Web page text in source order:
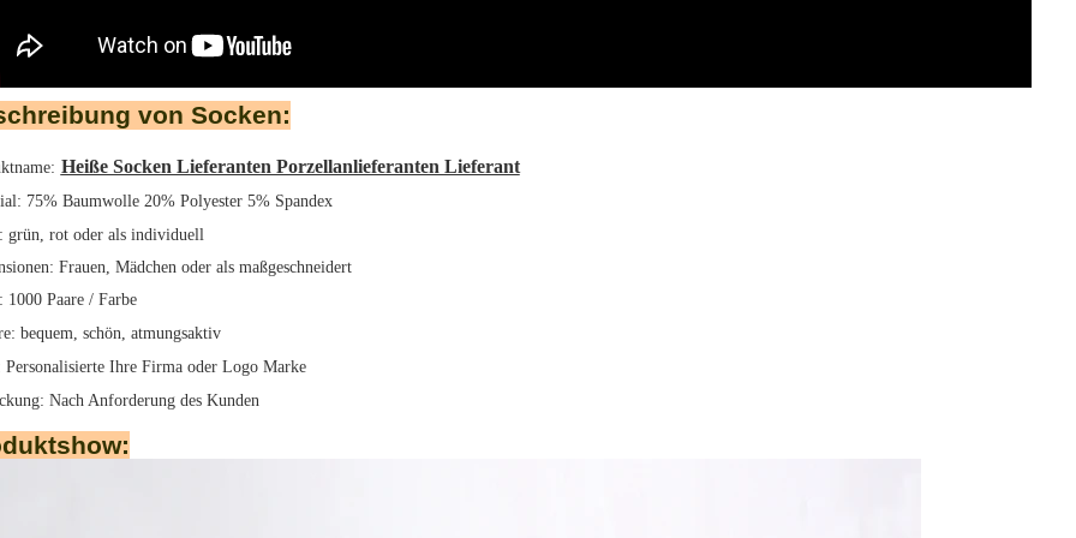
von Socken:
Heiße Socken Lieferanten Porzellanlieferanten Lieferant
75% Baumwolle 20% Polyester 5% Spandex
grün, rot oder als individuell
Frauen, Mädchen oder als maßgeschneidert
1000 Paare / Farbe
bequem, schön, atmungsaktiv
Personalisierte Ihre Firma oder Logo Marke
Nach Anforderung des Kunden